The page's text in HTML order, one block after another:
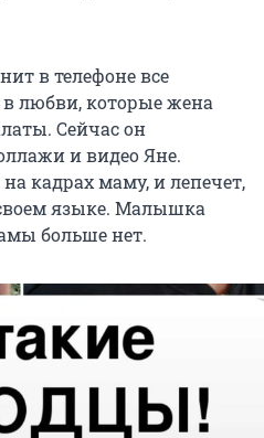
в телефоне все
любви, которые жена
Сейчас он
и видео Яне.
кадрах маму, и лепечет,
языке. Малышка
больше нет.